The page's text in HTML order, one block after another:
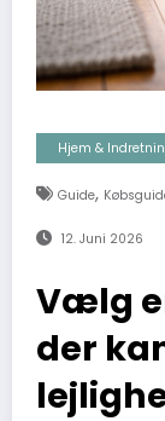
Hjem &
Guide,
12. Juni 2026
Vælg
der